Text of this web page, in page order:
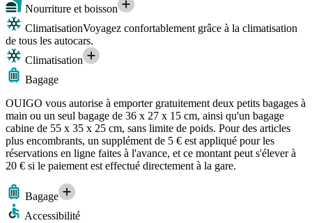
Nourriture et boisson
ClimatisationVoyagez confortablement grâce à la climatisation
de tous les autocars.
Climatisation
Bagage
OUIGO vous autorise à emporter gratuitement deux petits bagages à
main ou un seul bagage de 36 x 27 x 15 cm, ainsi qu'un bagage
cabine de 55 x 35 x 25 cm, sans limite de poids. Pour des articles
plus encombrants, un supplément de 5 € est appliqué pour les
réservations en ligne faites à l'avance, et ce montant peut s'élever à
20 € si le paiement est effectué directement à la gare.
Bagage
Accessibilité